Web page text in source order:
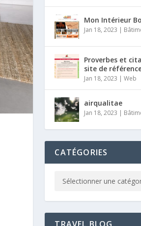
Mon Intérieur
Jan 18, 2023 |
Proverbes et
site de
Jan 18, 2023 |Web
airqualitae
Jan 18, 2023 |
CATÉGORIES